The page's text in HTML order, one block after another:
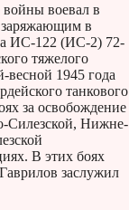
воевал в
заряжающим в
ИС-122 (ИС-2) 72-
тяжелого
весной 1945 года
танкового
за освобождение
Силезской, Нижне-
В этих боях
заслужил